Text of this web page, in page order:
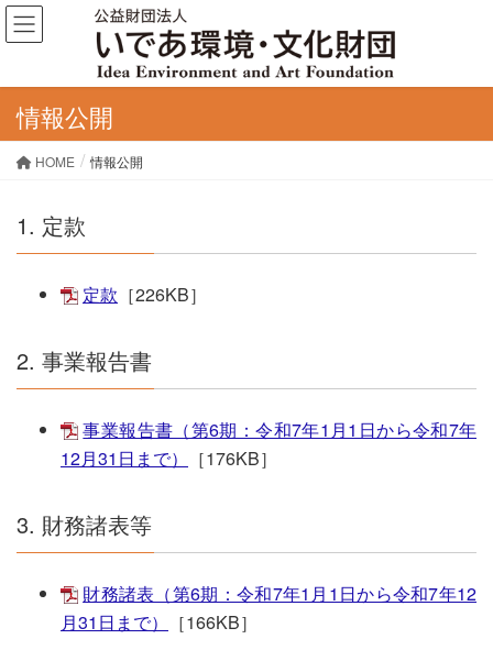
情報公開
HOME 情報公開
1. 定款
定款 ［226KB］
2. 事業報告書
事業報告書（第6期：令和7年1月1日から令和7年
12月31日まで）
［176KB］
3. 財務諸表等
財務諸表（第6期：令和7年1月1日から令和7年12
月31日まで）
［166KB］